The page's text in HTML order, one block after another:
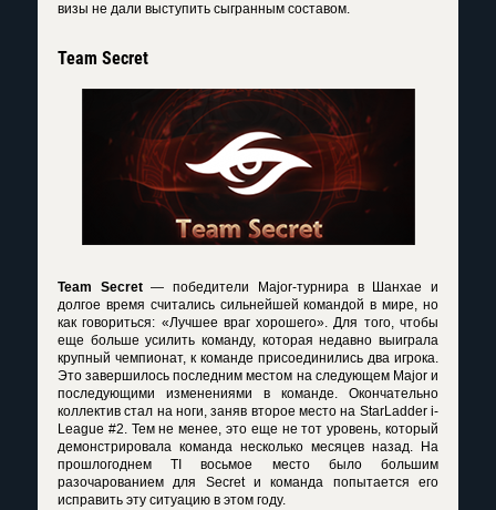
визы не дали выступить сыгранным составом.
Team Secret
Team Secret— победители Major-турнира в Шанхае и
долгое время считались сильнейшей командой в мире, но
как говориться: «Лучшее враг хорошего». Для того, чтобы
еще больше усилить команду, которая недавно выиграла
крупный чемпионат, к команде присоединились два игрока.
Это завершилось последним местом на следующем Major и
последующими изменениями в команде. Окончательно
коллектив стал на ноги, заняв второе место на StarLadder i-
League #2. Тем не менее, это еще не тот уровень, который
демонстрировала команда несколько месяцев назад. На
прошлогоднем TI восьмое место было большим
разочарованием для Secret и команда попытается его
исправить эту ситуацию в этом году.